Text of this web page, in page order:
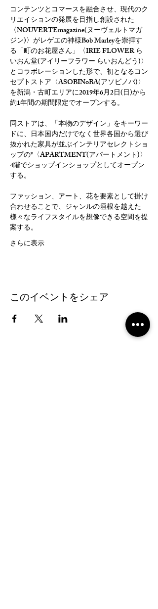
コンテンツとコマースを融合させ、現代のク
リエイションの発展を目指し創設された
〈NOUVERTEmagazine(ヌーヴェルトマガ
ジン)〉がレゲエの神様Bob Marleyを崇拝す
る「町のお花屋さん」〈IRIE FLOWER ら
いおん堂(アイリーフラワー らいおんどう)〉
とコラボレーションした形で、初となるコン
セプトストア〈ASOBINoBA(アソビノバ)〉
を新潟・古町エリアに2019年6月2日(日)から
約1年間の期間限定でオープンする。
同ストアは、「本物のデザイン」をキーワー
ドに、日本国内だけでなく世界各国から選び
抜かれた家具が並ぶインテリアセレクトショ
ップの*〈APARTMENT(アパートメント)〉
4階でショップインショップとしてオープン
する。
ファッション、アート、花を要素として掛け
合わせることで、ジャンルの垣根を越えた
様々なライフスタイルを想像できる空間を提
案する。
さらに表示
このイベントをシェア